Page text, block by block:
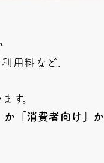
用料など、
す。
か「消費者向け」か